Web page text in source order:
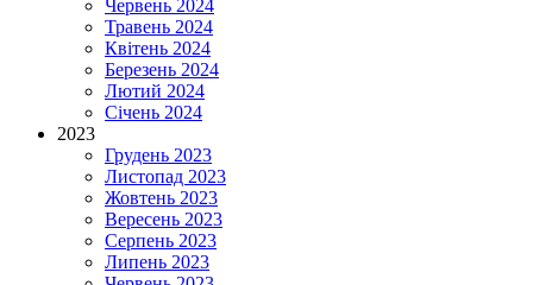
Червень 2024
Травень 2024
Квітень 2024
Березень 2024
Лютий 2024
Січень 2024
2023
Грудень 2023
Листопад 2023
Жовтень 2023
Вересень 2023
Серпень 2023
Липень 2023